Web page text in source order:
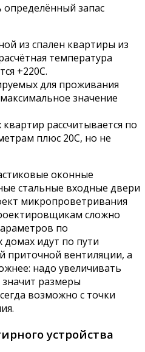
запас
из спален квартиры из
температура
+220С.
для проживания
значение
рассчитывается по
плюс 20С, но не
оконные
стальные входные двери
микропроветривания
сложно
по
идут по пути
приточной вентиляции, а
надо увеличивать
размеры
возможно с точки
устройства